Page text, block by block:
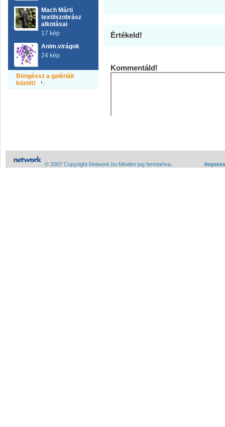
Mach Márti
textilszobrász
alkotásai
17 kép
Anim.virágok
24 kép
Böngéssz a galériák
között!
Értékeld!
Kommentáld!
© 2007 Copyright Network.hu Minden jog fenntartva.